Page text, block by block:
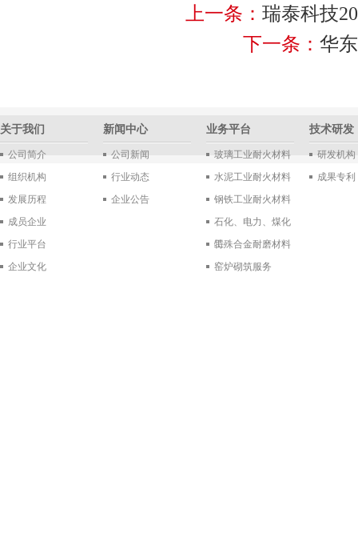
上一条： 瑞泰科技
下一条： 华
关于我们
公司简介
组织机构
发展历程
成员企业
行业平台
企业文化
新闻中心
公司新闻
行业动态
企业公告
业务平台
玻璃工业耐火材料
水泥工业耐火材料
钢铁工业耐火材料
石化、电力、煤化
工
特殊合金耐磨材料
窑炉砌筑服务
技术研发
研发机构
成果专利